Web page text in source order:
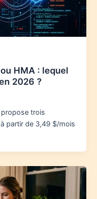
HMA : lequel
2026 ?
propose trois
partir de 3,49 $/mois